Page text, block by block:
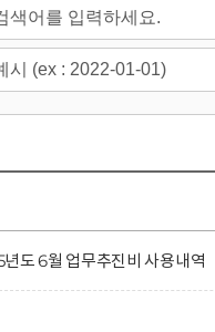
년도 6월 업무추진비 사용내역